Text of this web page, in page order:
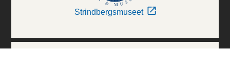
Strindbergsmuseet